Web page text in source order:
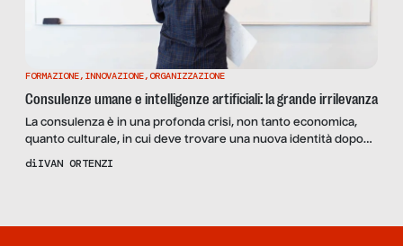
FORMAZIONE, INNOVAZIONE,ORGANIZZAZIONE
Consulenze umane e intelligenze artificiali: la grande irrilevanza
La consulenza è in una profonda crisi, non tanto economica,
quanto culturale, in cui deve trovare una nuova identità dopo
l’impatto dell’IA. Le aziende rischiano di considerarli una
diIVAN ORTENZI